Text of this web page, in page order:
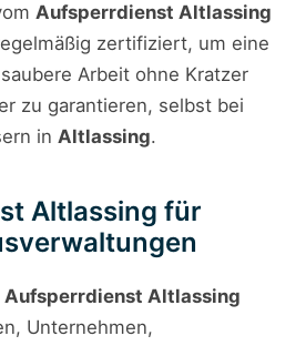
Aufsperrdienst Altlassing
zertifiziert, um eine
Arbeit ohne Kratzer
zu garantieren, selbst bei
in Altlassing.
Altlassing für
Aufsperrdienst Altlassing
Unternehmen,